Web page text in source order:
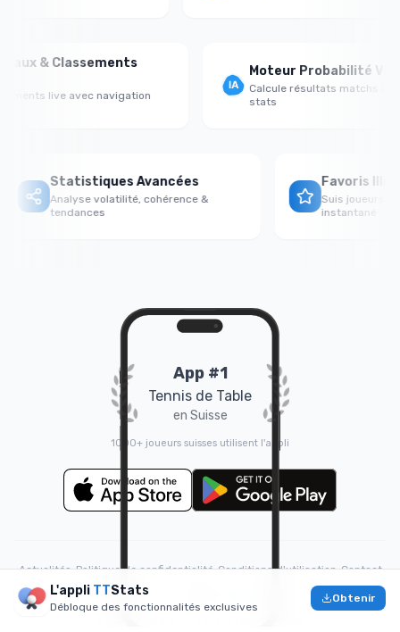
Tableaux & Classements
Classements live avec navigation
Moteur Probabilité
Calcule résultats matchs
stats
Statistiques Avancées
Analyse volatilité, cohérence &
tendances
Favoris
Suis joueurs avec
instantané
App #1
Tennis de Table
en Suisse
1000+ joueurs suisses utilisent l'appli
Actualités•Politique de confidentialité•Conditions d'utilisation•Contact
Fait avec
L'appli TTStats
Débloque des fonctionnalités exclusives
Obtenir